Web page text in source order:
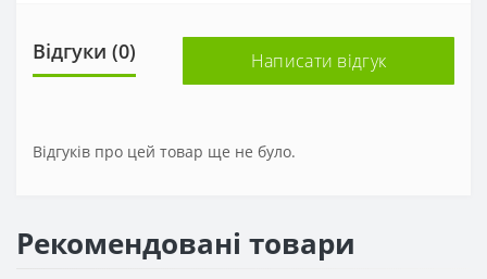
Відгуки (0) Написати відгук
Відгуків про цей товар ще не було.
Рекомендовані товари